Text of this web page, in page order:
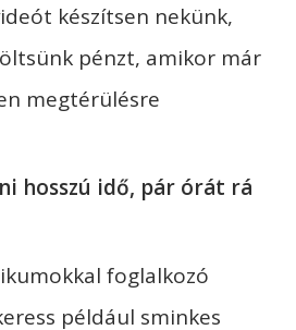
készítsen nekünk,
pénzt, amikor már
megtérülésre
hosszú idő, pár órát rá
foglalkozó
például sminkes